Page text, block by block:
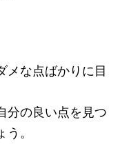
メな点ばかりに目
分の良い点を見つ
。